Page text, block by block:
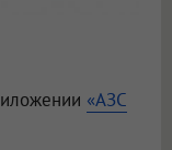
«АЗС